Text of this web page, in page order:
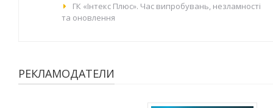
ГК «Інтекс Плюс». Час випробувань, незламності
та оновлення
РЕКЛАМОДАТЕЛИ